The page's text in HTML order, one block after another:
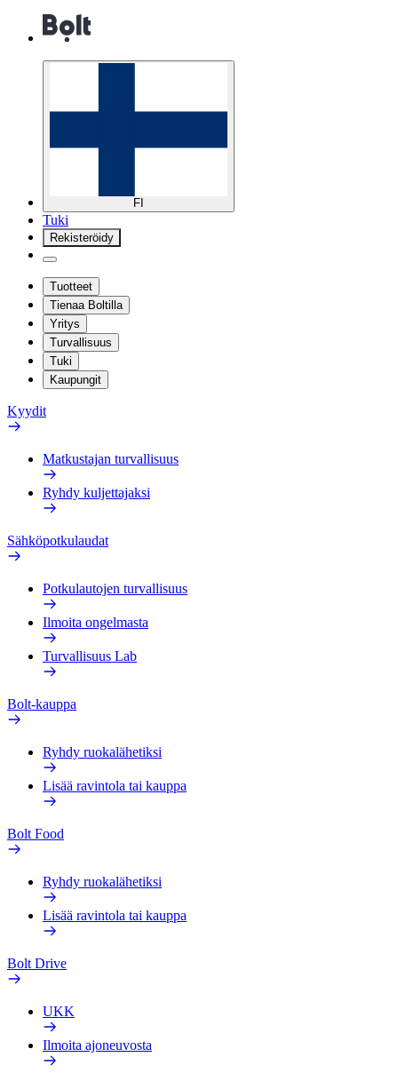
FI
Tuki
Rekisteröidy
Tuotteet
Tienaa Boltilla
Yritys
Turvallisuus
Tuki
Kaupungit
Kyydit
Matkustajan turvallisuus
Ryhdy kuljettajaksi
Sähköpotkulaudat
Potkulautojen turvallisuus
Ilmoita ongelmasta
Turvallisuus Lab
Bolt-kauppa
Ryhdy ruokalähetiksi
Lisää ravintola tai kauppa
Bolt Food
Ryhdy ruokalähetiksi
Lisää ravintola tai kauppa
Bolt Drive
UKK
Ilmoita ajoneuvosta